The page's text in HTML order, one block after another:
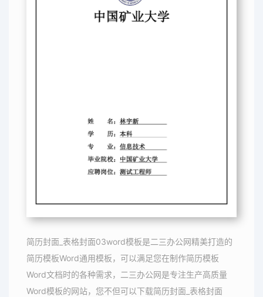
简历封面_表格封面03word模板是二三办公网精美打造的
简历模板Word通用模板，可以满足您在制作简历模板
Word文档时的各种需求，二三办公网是专注生产高质量
Word模板的网站，您不但可以下载简历封面_表格封面